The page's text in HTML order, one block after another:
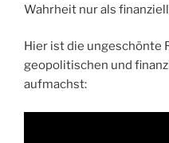
Wahrheit nur als
Hier ist die ungeschönte
geopolitischen und
aufmachst: